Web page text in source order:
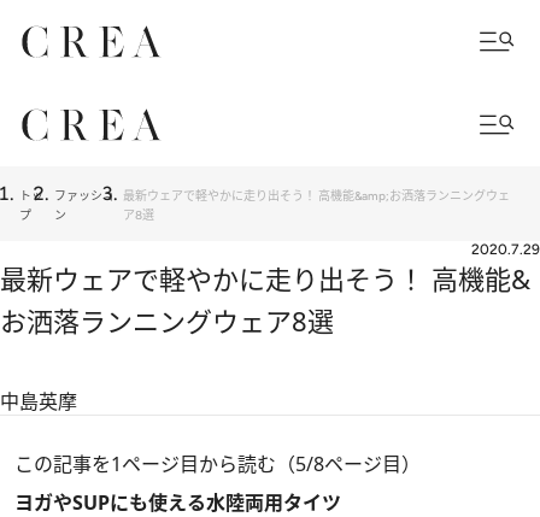
トッ
プ
ファッショ
ン
最新ウェアで軽やかに走り出そう！ 高機能&amp;お洒落ランニングウェ
ア8選
2020.7.29
最新ウェアで軽やかに走り出そう！ 高機能&
お洒落ランニングウェア8選
中島英摩
この記事を1ページ目から読む（5/8ページ目）
ヨガやSUPにも使える水陸両用タイツ